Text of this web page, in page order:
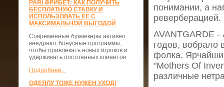
PARI ФРИБЕТ: КАК ПОЛУЧИТЬ
БЕСПЛАТНУЮ СТАВКУ И
ИСПОЛЬЗОВАТЬ ЕЁ С
МАКСИМАЛЬНОЙ ВЫГОДОЙ
Современные букмекеры активно
внедряют бонусные программы,
чтобы привлекать новых игроков и
удерживать постоянных клиентов.
Подробнее...
ОДЕЯЛУ ТОЖЕ НУЖЕН УХОД!
понимании, а
реверберацией.
AVANTGARDE -
годов, вобрало
фолка.
"Mothers Of
различные